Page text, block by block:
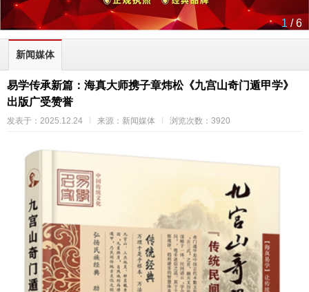
1 / 6
新闻媒体
易学传承新篇：海真大师携子章炜松《九宫山奇门遁甲学》
出版广受赞誉
发表于：2025.12.24 来源：新闻媒体 浏览次数：3920